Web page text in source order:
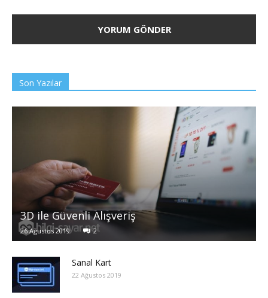
Son Yazılar
3D ile Güvenli Alışveriş
26 Ağustos 2019 2
Sanal Kart
22 Ağustos 2019